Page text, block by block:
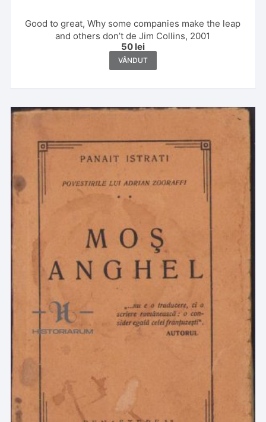
Good to great, Why some companies make the leap
and others don’t de Jim Collins, 2001
50 lei
VÂNDUT